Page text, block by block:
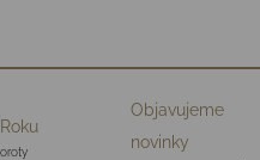
Objavujeme
novinky